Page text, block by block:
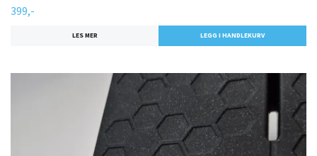
399,-
LES MER LEGG I HANDLEKURV